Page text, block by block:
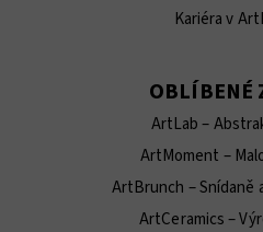
Kariéra v
OBLÍBENÉ
ArtLab –
ArtMoment –
ArtBrunch – Snídaně
ArtCeramics –